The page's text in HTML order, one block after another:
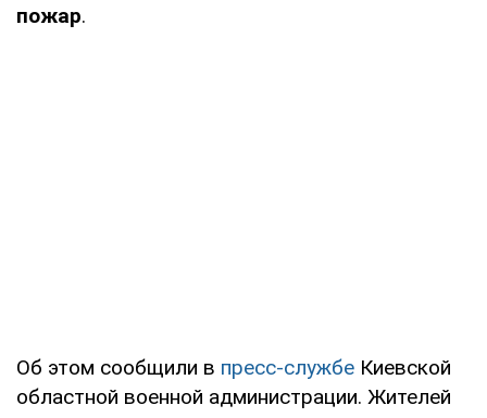
пожар.
Об этом сообщили в пресс-службе Киевской
областной военной администрации. Жителей